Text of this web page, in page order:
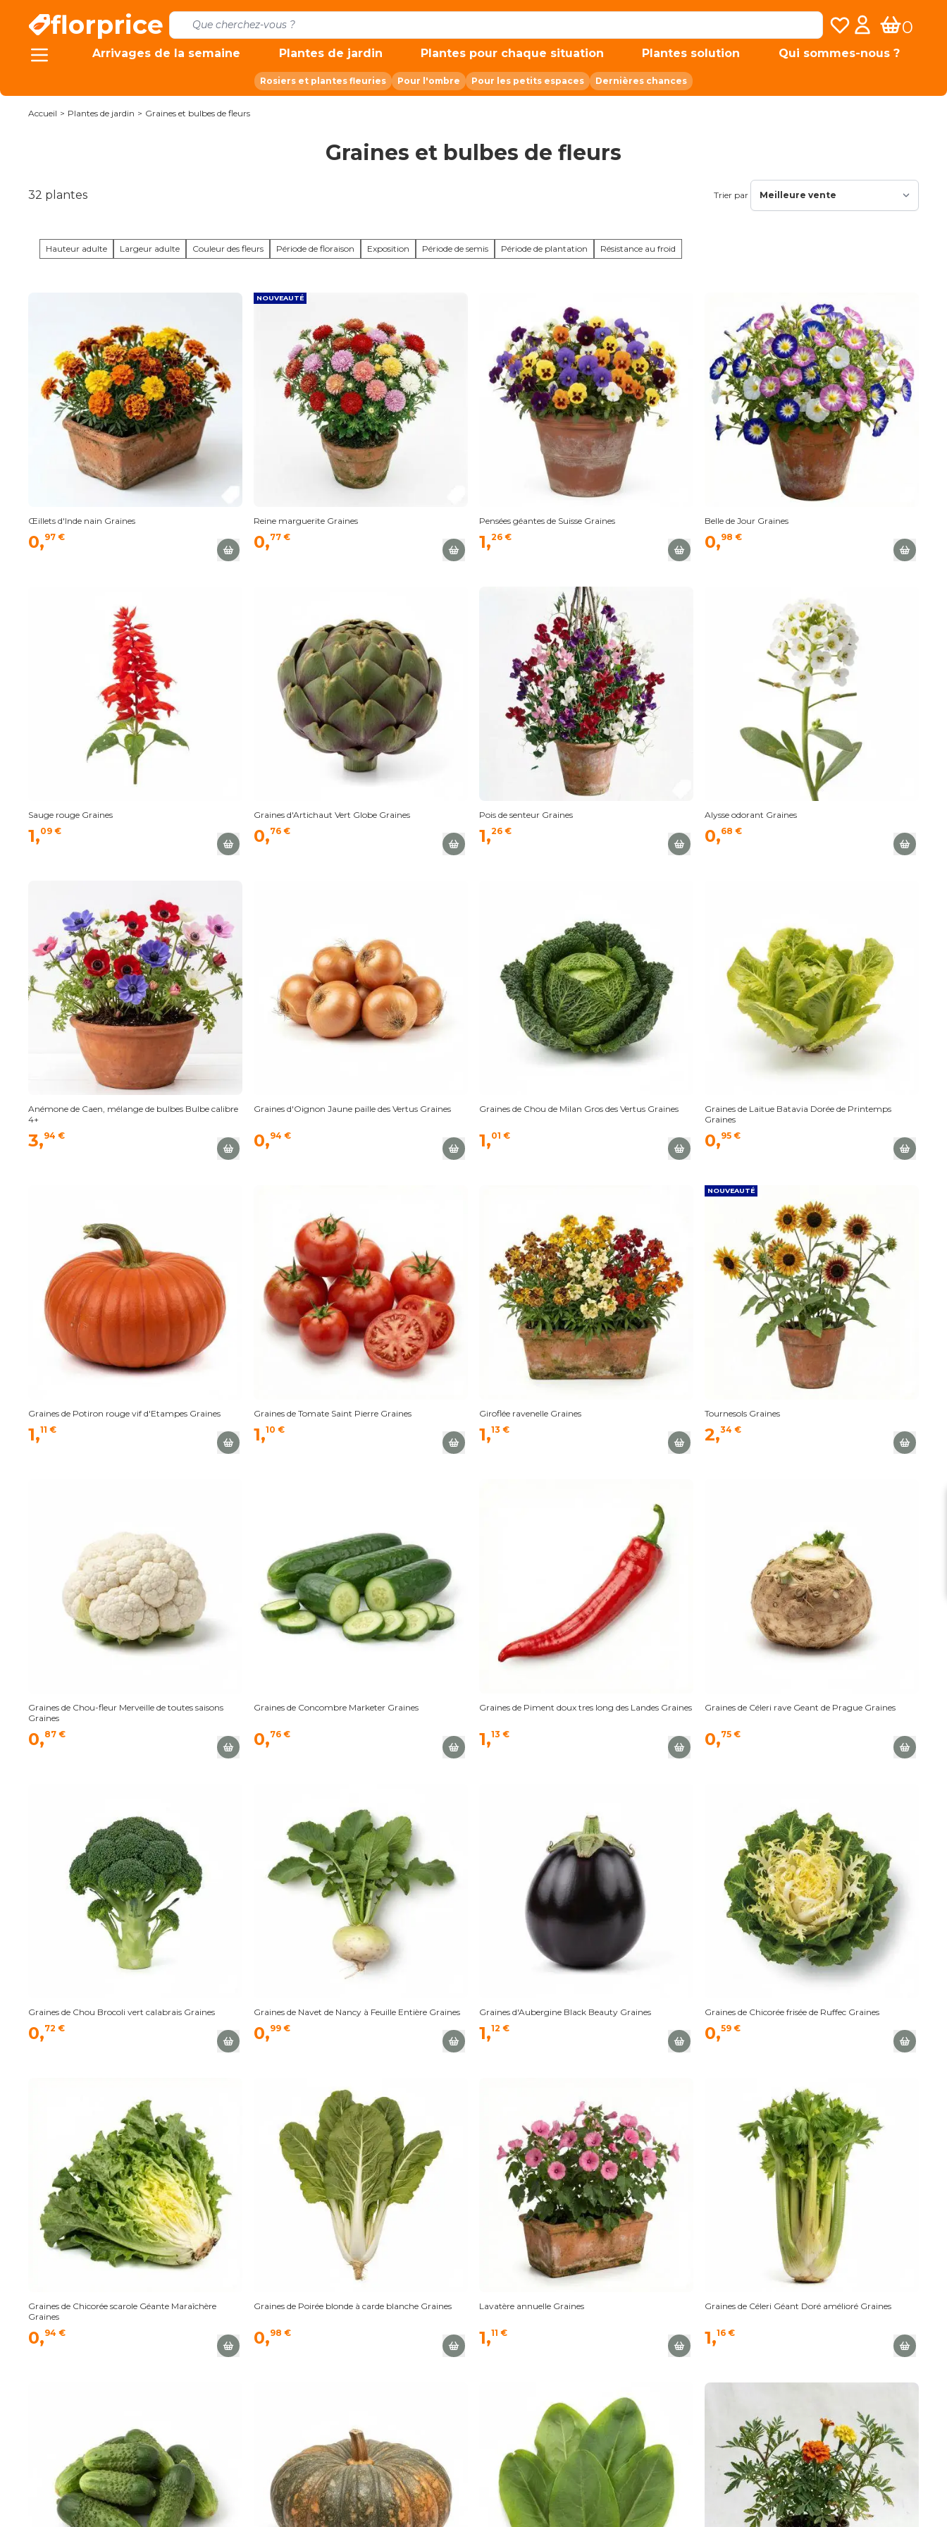
florprice Mes listes de favoris
Mon compte
0
Arrivages de la semaine Plantes de jardin Plantes pour chaque situation Plantes solution Qui sommes-nous ?
Rosiers et plantes fleuries Pour l'ombre Pour les petits espaces Dernières chances
Accueil > Plantes de jardin > Graines et bulbes de fleurs
Graines et bulbes de fleurs
32 plantes Trier par
Hauteur adulte Largeur adulte Couleur des fleurs Période de floraison Exposition Période de semis Période de plantation Résistance au froid
Œillets d'Inde nain Graines
0,97 €
NOUVEAUTÉ
Reine marguerite Graines
0,77 €
Pensées géantes de Suisse Graines
1,26 €
Belle de Jour Graines
0,98 €
Sauge rouge Graines
1,09 €
Graines d'Artichaut Vert Globe Graines
0,76 €
Pois de senteur Graines
1,26 €
Alysse odorant Graines
0,68 €
Anémone de Caen, mélange de bulbes Bulbe calibre
4+
3,94 €
Graines d'Oignon Jaune paille des Vertus Graines
0,94 €
Graines de Chou de Milan Gros des Vertus Graines
1,01 €
Graines de Laitue Batavia Dorée de Printemps
Graines
0,95 €
Graines de Potiron rouge vif d'Etampes Graines
1,11 €
Graines de Tomate Saint Pierre Graines
1,10 €
Giroflée ravenelle Graines
1,13 €
NOUVEAUTÉ
Tournesols Graines
2,34 €
Graines de Chou-fleur Merveille de toutes saisons
Graines
0,87 €
Graines de Concombre Marketer Graines
0,76 €
Graines de Piment doux tres long des Landes Graines
1,13 €
Graines de Céleri rave Geant de Prague Graines
0,75 €
Graines de Chou Brocoli vert calabrais Graines
0,72 €
Graines de Navet de Nancy à Feuille Entière Graines
0,99 €
Graines d'Aubergine Black Beauty Graines
1,12 €
Graines de Chicorée frisée de Ruffec Graines
0,59 €
Graines de Chicorée scarole Géante Maraîchère
Graines
0,94 €
Graines de Poirée blonde à carde blanche Graines
0,98 €
Lavatère annuelle Graines
1,11 €
Graines de Céleri Géant Doré amélioré Graines
1,16 €